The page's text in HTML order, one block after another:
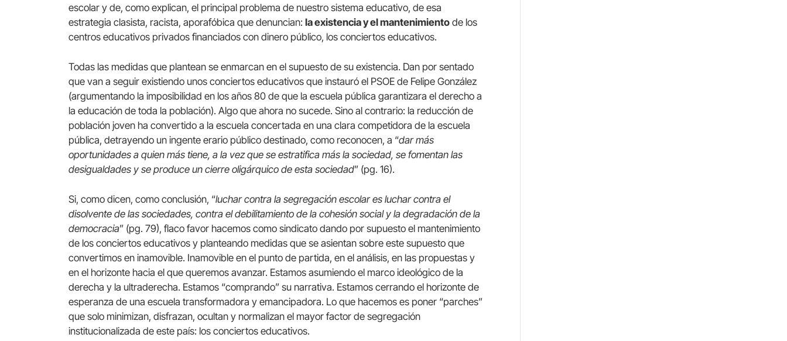
escolar y de, como explican, el principal problema de nuestro sistema educativo, de esa
estrategia clasista, racista, aporafóbica que denuncian:la existencia y el mantenimiento de los
centros educativos privados financiados con dinero público, los conciertos educativos.
Todas las medidas que plantean se enmarcan en el supuesto de su existencia. Dan por sentado
que van a seguir existiendo unos conciertos educativos que instauró el PSOE de Felipe González
(argumentando la imposibilidad en los años 80 de que la escuela pública garantizara el derecho a
la educación de toda la población). Algo que ahora no sucede. Sino al contrario: la reducción de
población joven ha convertido a la escuela concertada en una clara competidora de la escuela
pública, detrayendo un ingente erario público destinado, como reconocen, a “dar más
oportunidades a quien más tiene, a la vez que se estratifica más la sociedad, se fomentan las
desigualdades y se produce un cierre oligárquico de esta sociedad” (pg. 16).
Si, como dicen, como conclusión, “luchar contra la segregación escolar es luchar contra el
disolvente de las sociedades, contra el debilitamiento de la cohesión social y la degradación de la
democracia” (pg. 79), flaco favor hacemos como sindicato dando por supuesto el mantenimiento
de los conciertos educativos y planteando medidas que se asientan sobre este supuesto que
convertimos en inamovible. Inamovible en el punto de partida, en el análisis, en las propuestas y
en el horizonte hacia el que queremos avanzar. Estamos asumiendo el marco ideológico de la
derecha y la ultraderecha. Estamos “comprando” su narrativa. Estamos cerrando el horizonte de
esperanza de una escuela transformadora y emancipadora. Lo que hacemos es poner “parches”
que solo minimizan, disfrazan, ocultan y normalizan el mayor factor de segregación
institucionalizada de este país: los conciertos educativos.